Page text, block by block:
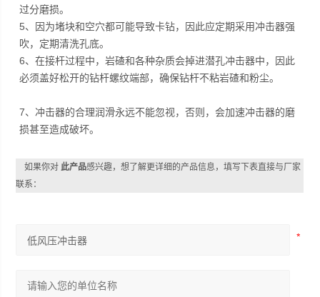
过分磨损。
5、因为堵块和空穴都可能导致卡钻，因此应定期采用冲击器强
吹，定期清洗孔底。
6、在接杆过程中，岩碴和各种杂质会掉进潜孔冲击器中，因此
必须盖好松开的钻杆螺纹端部，确保钻杆不粘岩碴和粉尘。
7、冲击器的合理润滑永远不能忽视，否则，会加速冲击器的磨
损甚至造成破坏。
如果你对此产品感兴趣，想了解更详细的产品信息，填写下表直接与厂家
联系：